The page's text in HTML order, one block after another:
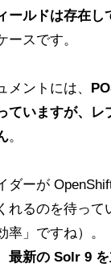
ールドは存在し
ースです。
メントには、
ていますが、レ
。
ダーが
れるのを待って
率」ですね）。
最新の Solr 9